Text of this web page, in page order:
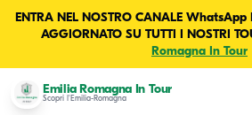
ENTRA NEL NOSTRO CANALE WhatsApp
AGGIORNATO SU TUTTI I NOSTRI
Romagna In Tour
Emilia Romagna In Tour
Scopri l'Emilia-Romagna